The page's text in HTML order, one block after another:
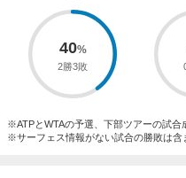
40
2勝3敗
※ATPとWTAの予選、下部ツアーの試合
※サーフェス情報がない試合の勝敗は含